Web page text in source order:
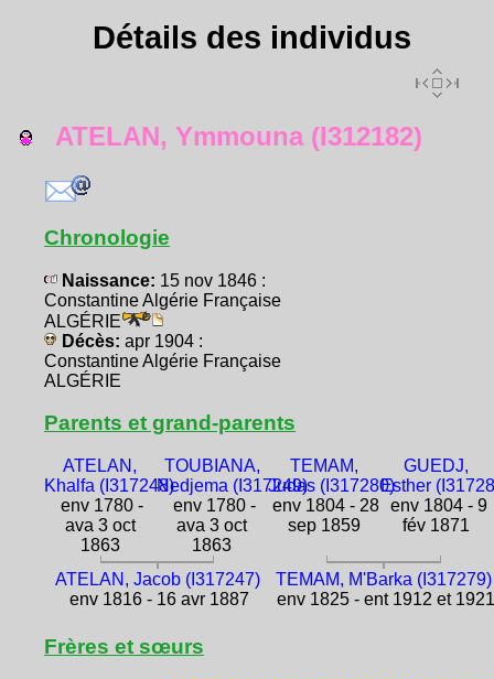
Détails des individus
ATELAN, Ymmouna (I312182)
Chronologie
Naissance: 15 nov 1846 :
Constantine Algérie Française
ALGÉRIE
Décès: apr 1904 :
Constantine Algérie Française
ALGÉRIE
Parents et grand-parents
ATELAN,
Khalfa (I317248)
env 1780 -
ava 3 oct
1863
TOUBIANA,
Nedjema (I317249)
env 1780 -
ava 3 oct
1863
TEMAM,
Judas (I317280)
env 1804 - 28
sep 1859
GUEDJ,
Esther
env 1804 - 9
fév 1871
ATELAN, Jacob (I317247)
env 1816 - 16 avr 1887
TEMAM, M'Barka (I317279)
env 1825 - ent 1912 et 1921
Frères et sœurs